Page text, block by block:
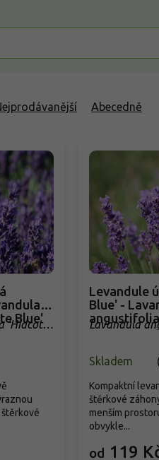
Abecedně
Blue'
'Hidcote
Levandule
Blue' -
Lavandula
Skladem
od 119
Kompaktní
štěrkové
menším
obvykle...